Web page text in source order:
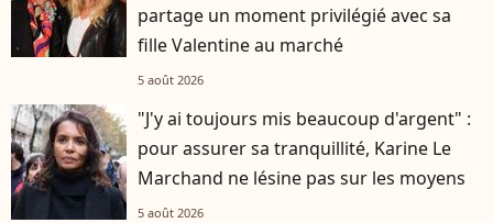
partage un moment privilégié avec sa
fille Valentine au marché
5 août 2026
"J'y ai toujours mis beaucoup d'argent" :
pour assurer sa tranquillité, Karine Le
Marchand ne lésine pas sur les moyens
5 août 2026